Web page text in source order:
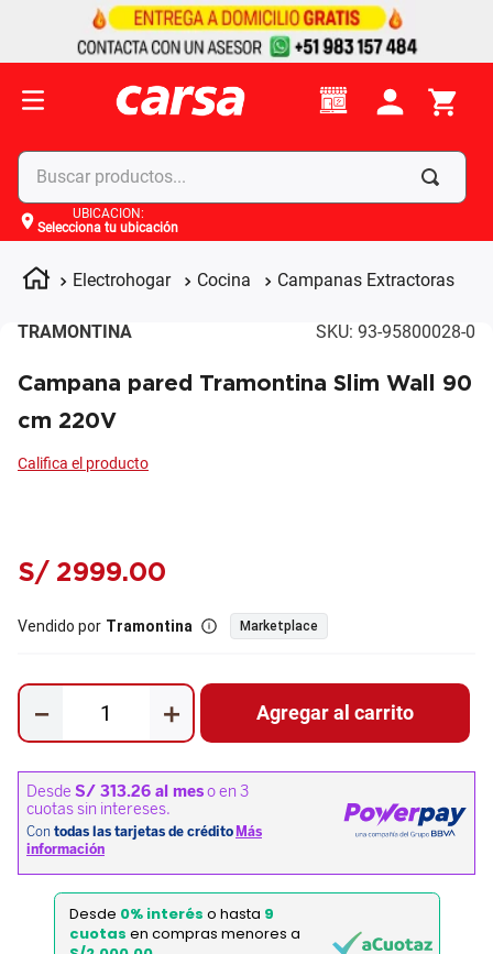
Buscar productos...
UBICACIÓN:
Selecciona tu ubicación
Electrohogar Cocina Campanas Extractoras
TRAMONTINA SKU: 93-95800028-0
Campana pared Tramontina Slim Wall 90
cm 220V
S/ 2999.00
Vendido por Tramontina Marketplace
＋
－ Agregar al carrito
Desde 0% interés o hasta 9
cuotas en compras menores a
Términos más buscados
celulares
4. apple